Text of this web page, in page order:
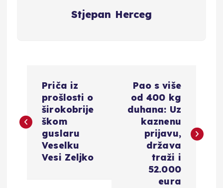
Stjepan Herceg
v
Priča iz
prošlosti o
širokobrije
škom
guslaru
Veselku
Vesi Zeljko
Pao s više
od 400 kg
duhana: Uz
kaznenu
prijavu,
država
traži i
52.000
eura